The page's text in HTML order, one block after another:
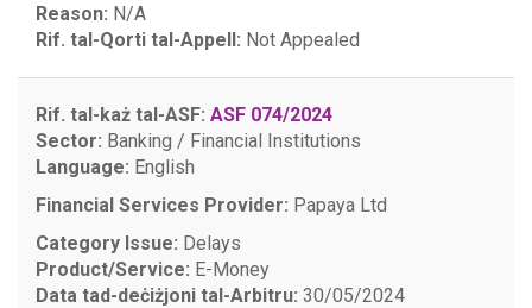
Reason: N/A
Rif. tal-Qorti tal-Appell: Not Appealed
Rif. tal-każ tal-ASF: ASF 074/2024
Sector: Banking / Financial Institutions
Language: English
Financial Services Provider: Papaya Ltd
Category Issue: Delays
Product/Service: E-Money
Data tad-deċiżjoni tal-Arbitru: 30/05/2024